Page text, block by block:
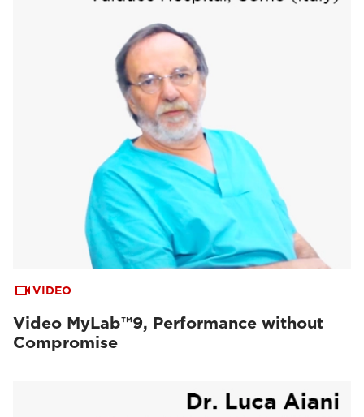
VIDEO
Video MyLab™9, Performance without
Compromise